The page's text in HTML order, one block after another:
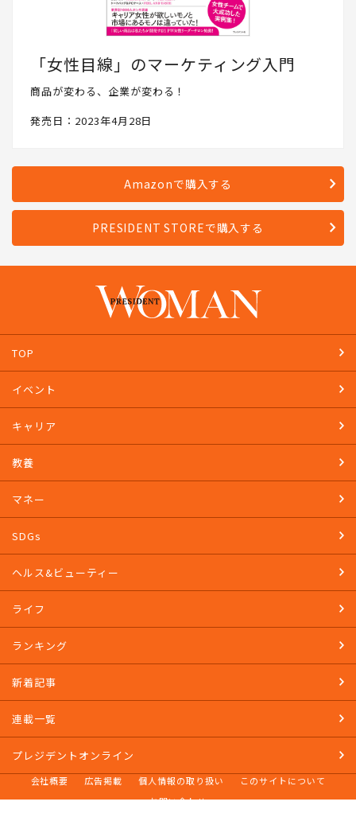
「女性目線」のマーケティング入門
商品が変わる、企業が変わる！
発売日：2023年4月28日
Amazonで購入する
PRESIDENT STOREで購入する
TOP
イベント
キャリア
教養
マネー
SDGs
ヘルス&ビューティー
ライフ
ランキング
新着記事
連載一覧
プレジデントオンライン
会社概要 広告掲載 個人情報の取り扱い
このサイトについて
お問い合わせ